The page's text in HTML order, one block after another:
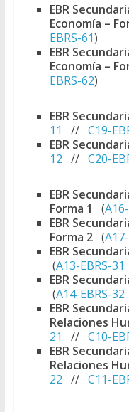
EBR
Economía –
EBRS-61)
EBR
Economía –
EBRS-62)
EBR
11
// C19-
EBR
12 // C20-
EBR
Forma 1
(
EBR
Forma 2(
EBR
(A13-EBRS-31
EBR
(A14-EBRS-32
EBR
Relaciones
21
// C10-
EBR
Relaciones
22 // C11-